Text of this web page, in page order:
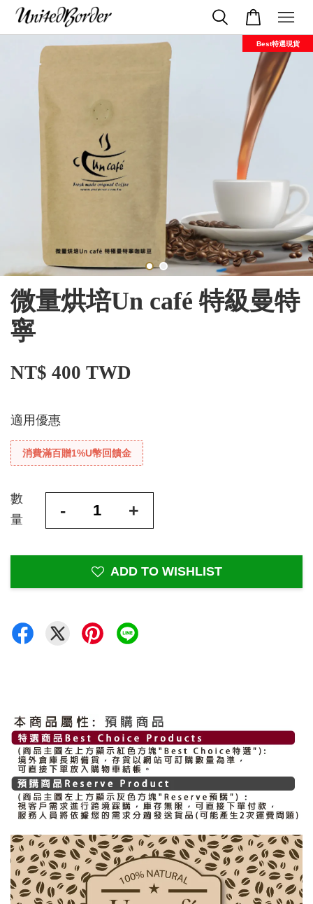
Best特選現貨
微量烘培Un café 特級曼特
寧
NT$ 400 TWD
適用優惠
消費滿百贈1%U幣回饋金
數
量
- +
ADD TO WISHLIST